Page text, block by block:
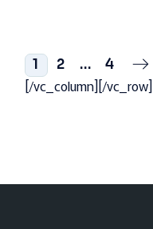
1 2 … 4
[/vc_column][/vc_row]